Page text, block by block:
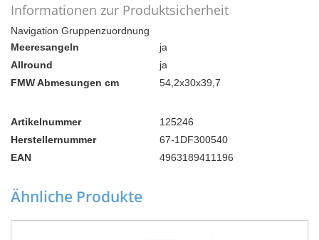
Informationen zur Produktsicherheit
Navigation Gruppenzuordnung
Meeresangeln
ja
Allround
ja
FMW Abmesungen cm
54,2x30x39,7
Artikelnummer
125246
Herstellernummer
67-1DF300540
EAN
4963189411196
Ähnliche Produkte